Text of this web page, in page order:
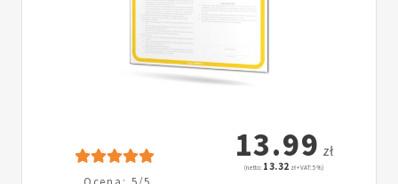
13.99 zł
(netto: 13.32 zł + VAT: 5%)